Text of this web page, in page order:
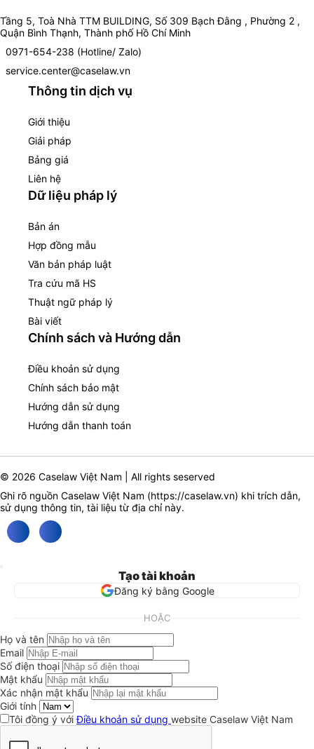
Tầng 5, Toà Nhà TTM BUILDING, Số 309 Bạch Đằng , Phường 2 ,
Quận Bình Thạnh, Thành phố Hồ Chí Minh
0971-654-238 (Hotline/ Zalo)
service.center@caselaw.vn
Thông tin dịch vụ
Giới thiệu
Giải pháp
Bảng giá
Liên hệ
Dữ liệu pháp lý
Bản án
Hợp đồng mẫu
Văn bản pháp luật
Tra cứu mã HS
Thuật ngữ pháp lý
Bài viết
Chính sách và Hướng dẫn
Điều khoản sử dụng
Chính sách bảo mật
Hướng dẫn sử dụng
Hướng dẫn thanh toán
© 2026 Caselaw Việt Nam | All rights seserved
Ghi rõ nguồn Caselaw Việt Nam (https://caselaw.vn) khi trích dẫn,
sử dụng thông tin, tài liệu từ địa chỉ này.
Tạo tài khoản
Đăng ký bằng Google
HOẶC
Họ và tên
Email
Số điện thoại
Mật khẩu
Xác nhận mật khẩu
Giới tính
Tôi đồng ý vớiĐiều khoản sử dụng website Caselaw Việt Nam